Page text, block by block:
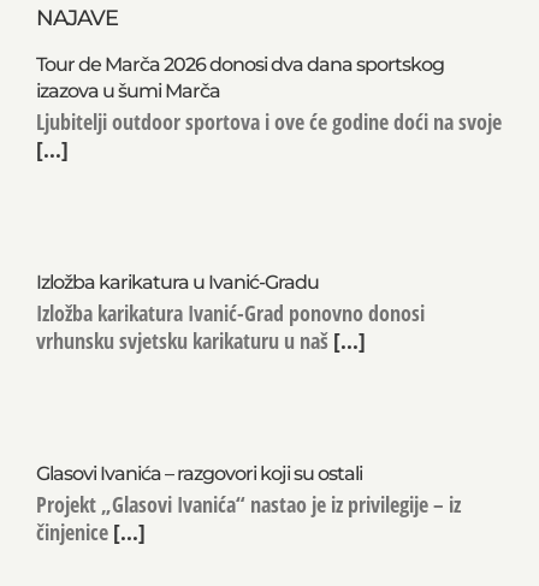
NAJAVE
Tour de Marča 2026 donosi dva dana sportskog
izazova u šumi Marča
Ljubitelji outdoor sportova i ove će godine doći na svoje
[...]
Izložba karikatura u Ivanić-Gradu
Izložba karikatura Ivanić-Grad ponovno donosi
vrhunsku svjetsku karikaturu u naš [...]
Glasovi Ivanića – razgovori koji su ostali
Projekt „Glasovi Ivanića“ nastao je iz privilegije – iz
činjenice [...]